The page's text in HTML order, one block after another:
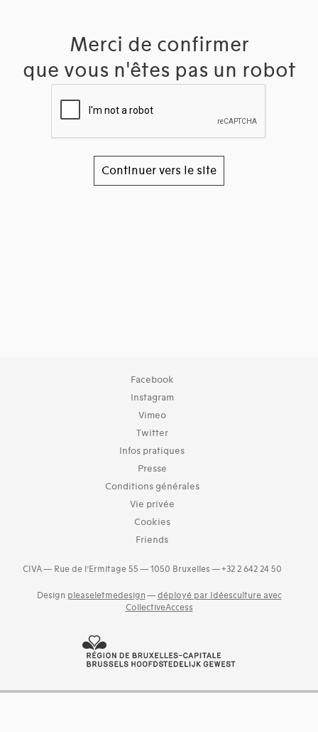
Merci de confirmer
que vous n'êtes pas un robot
Continuer vers le site
Facebook
Instagram
Vimeo
Twitter
Infos pratiques
Presse
Conditions générales
Vie privée
Cookies
Friends
CIVA — Rue de l’Ermitage 55 — 1050 Bruxelles — +32 2 642 24 50
Design pleaseletmedesign — déployé par Idéesculture avec
CollectiveAccess